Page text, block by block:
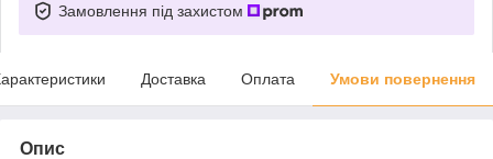
Замовлення під захистом
Доставка Оплата Умови повернення
Опис